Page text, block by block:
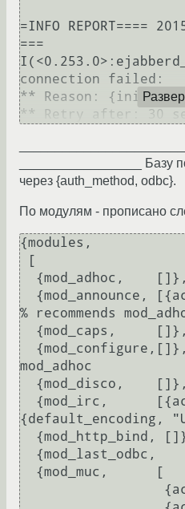
=INFO REPORT====
===
connection failed:
** Reason:
** Retry after: 30
_________________ Базу
через {auth_method, odbc}.
По модулям - прописано
{modules,
% recommends
mod_adhoc
{default_encoding,